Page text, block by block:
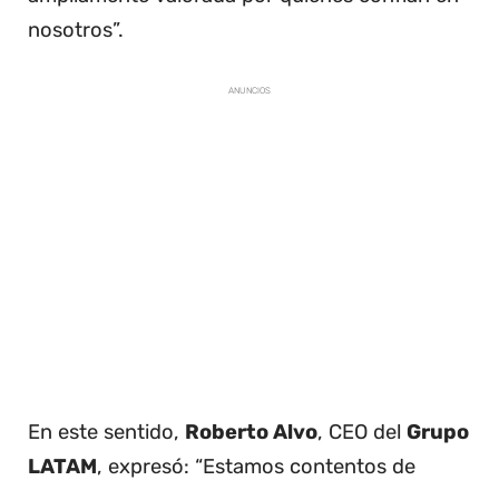
nosotros”.
ANUNCIOS
En este sentido, Roberto Alvo, CEO del Grupo
LATAM, expresó: “Estamos contentos de